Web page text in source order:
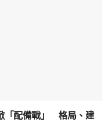
「配備戰」 格局、建